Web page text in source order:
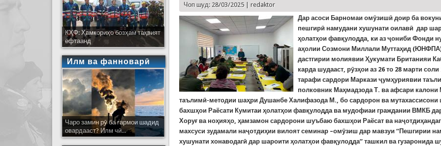
Чоп шуд: 28/03/2025 |redaktor
Дар асоси Барномаи омӯзишӣ доир ба
пешгирӣ намудани хушунати оилавӣ дар
ҳолатҳои фавқулодда, ки аз ҷониби Фонди
аҳолии Созмони Миллали Муттаҳид
дастгирии молиявии Ҳукумати Британияи
карда шудааст, рӯзҳои аз 26 то 28 марти соли
тарафи сардори Маркази ҷумҳуриявии
полковник Маҳмадзода Т. ва афсари калони
таълимӣ-методии шаҳри Душанбе Халифазода М., бо сардорон ва
бахшҳои Раёсати Кумитаи ҳолатҳои фавқулодда ва мудофиаи граждании ВМКБ
Хоруғ ва ноҳияҳо, ҳамзамон сардорони шуъбаю бахшҳои Раёсат ва
махсуси зудамали наҷотдиҳии вилоят семинар –омӯзиш дар мавзуи “Пешгирии
хушунати хонаводагӣ дар шароити ҳолатҳои фавқулодда” ташкил ва гузаронида
КҲФ: Ҳамкориҳо бозҳам тақвият
ёфтаанд
Илм ва фанноварӣ
Чаро замин рӯ ба гармои шадид
овардааст? Илм чӣ...